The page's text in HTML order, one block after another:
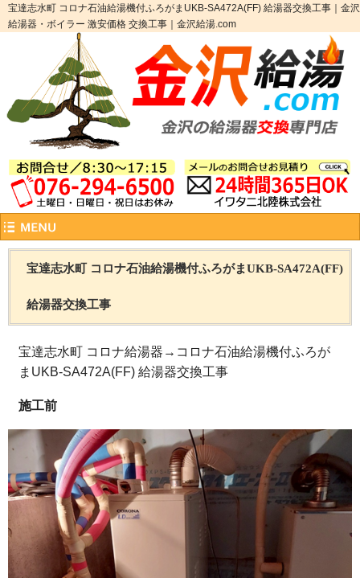
宝達志水町 コロナ石油給湯機付ふろがまUKB-SA472A(FF) 給湯器交換工事｜金沢
給湯器・ボイラー 激安価格 交換工事｜金沢給湯.com
宝達志水町 コロナ石油給湯機付ふろがまUKB-SA472A(FF)
給湯器交換工事
宝達志水町 コロナ給湯器→コロナ石油給湯機付ふろが
まUKB-SA472A(FF) 給湯器交換工事
施工前